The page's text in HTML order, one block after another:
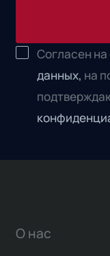
Согласен
данных, на
О нас